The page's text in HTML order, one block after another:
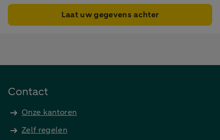
Laat uw gegevens achter
Contact
Onze kantoren
Zelf regelen